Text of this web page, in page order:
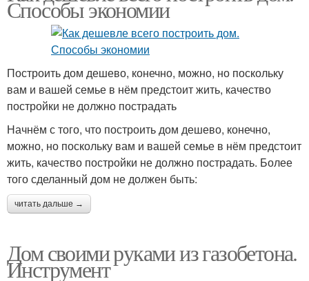
Способы экономии
Построить дом дешево, конечно, можно, но поскольку
вам и вашей семье в нём предстоит жить, качество
постройки не должно пострадать
Начнём с того, что построить дом дешево, конечно,
можно, но поскольку вам и вашей семье в нём предстоит
жить, качество постройки не должно пострадать. Более
того сделанный дом не должен быть:
читать дальше →
Дом своими руками из газобетона.
Инструмент